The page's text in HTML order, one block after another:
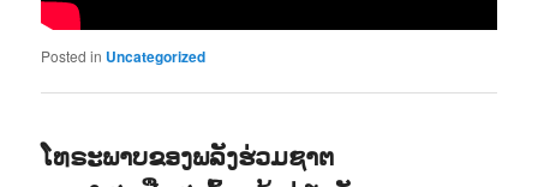
Posted in Uncategorized
ໂທຣະພາບຂອງພລັງຮ່ວມຊາຕ